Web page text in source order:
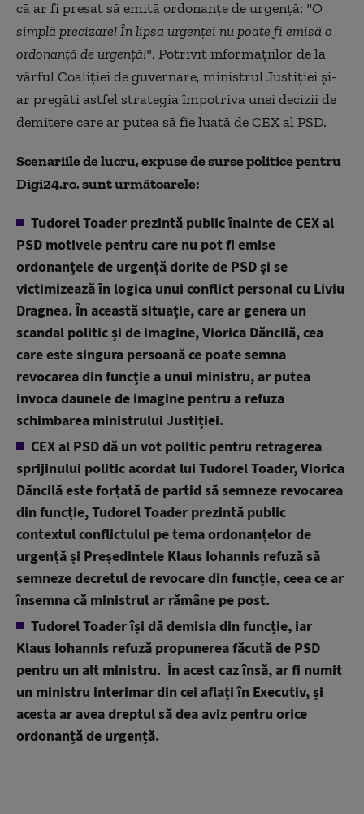
că ar fi presat să emită ordonanțe de urgență: "O
simplă precizare! În lipsa urgenței nu poate fi emisă o
ordonanță de urgență!". Potrivit informațiilor de la
vârful Coaliției de guvernare, ministrul Justiției și-
ar pregăti astfel strategia împotriva unei decizii de
demitere care ar putea să fie luată de CEX al PSD.
Scenariile de lucru, expuse de surse politice pentru
Digi24.ro, sunt următoarele:
Tudorel Toader prezintă public înainte de CEX al
PSD motivele pentru care nu pot fi emise
ordonanțele de urgență dorite de PSD și se
victimizează în logica unui conflict personal cu Liviu
Dragnea. În această situație, care ar genera un
scandal politic și de imagine, Viorica Dăncilă, cea
care este singura persoană ce poate semna
revocarea din funcție a unui ministru, ar putea
invoca daunele de imagine pentru a refuza
schimbarea ministrului Justiției.
CEX al PSD dă un vot politic pentru retragerea
sprijinului politic acordat lui Tudorel Toader, Viorica
Dăncilă este forțată de partid să semneze revocarea
din funcție, Tudorel Toader prezintă public
contextul conflictului pe tema ordonanțelor de
urgență și Președintele Klaus Iohannis refuză să
semneze decretul de revocare din funcție, ceea ce ar
însemna că ministrul ar rămâne pe post.
Tudorel Toader își dă demisia din funcție, iar
Klaus Iohannis refuză propunerea făcută de PSD
pentru un alt ministru. În acest caz însă, ar fi numit
un ministru interimar din cei aflați în Executiv, și
acesta ar avea dreptul să dea aviz pentru orice
ordonanță de urgență.